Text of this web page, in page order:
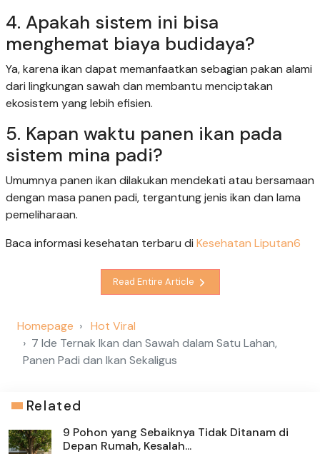
4. Apakah sistem ini bisa
menghemat biaya budidaya?
Ya, karena ikan dapat memanfaatkan sebagian pakan alami
dari lingkungan sawah dan membantu menciptakan
ekosistem yang lebih efisien.
5. Kapan waktu panen ikan pada
sistem mina padi?
Umumnya panen ikan dilakukan mendekati atau bersamaan
dengan masa panen padi, tergantung jenis ikan dan lama
pemeliharaan.
Baca informasi kesehatan terbaru di Kesehatan Liputan6
Read Entire Article
Homepage
Hot Viral
7 Ide Ternak Ikan dan Sawah dalam Satu Lahan,
Panen Padi dan Ikan Sekaligus
Related
9 Pohon yang Sebaiknya Tidak Ditanam di
Depan Rumah, Kesalah...